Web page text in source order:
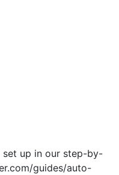
set up in our step-by-
guides/auto-